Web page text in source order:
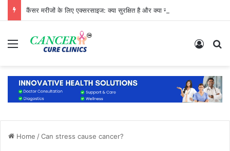
कैंसर मरीजों के लिए एक्सरसाइज: क्या सुरक्षित है और क्या नहीं?
Menu Log In
Home /Can stress cause cancer?